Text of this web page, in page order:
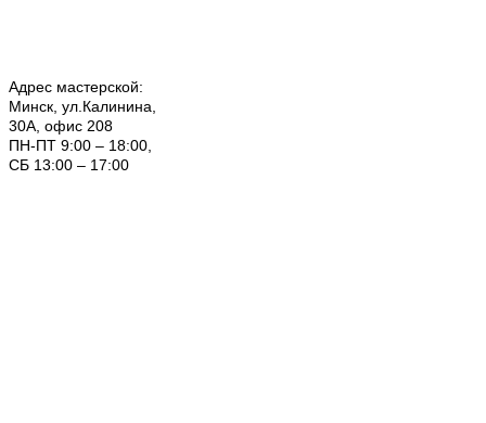
Адрес мастерской:
Минск, ул.Калинина,
30А, офис 208
ПН-ПТ 9:00 – 18:00,
СБ 13:00 – 17:00